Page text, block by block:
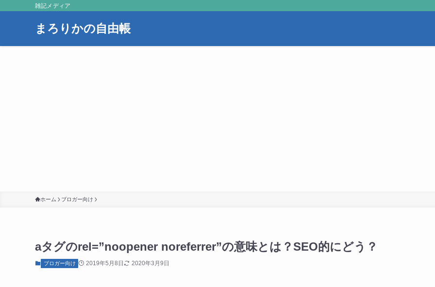
雑記メディア
まろりかの自由帳
ホーム ブロガー向け
aタグのrel=”noopener noreferrer”の意味とは？SEO的にどう？
ブロガー向け 2019年5月8日 2020年3月9日